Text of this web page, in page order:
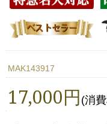
MAK143917
17,000円 (消